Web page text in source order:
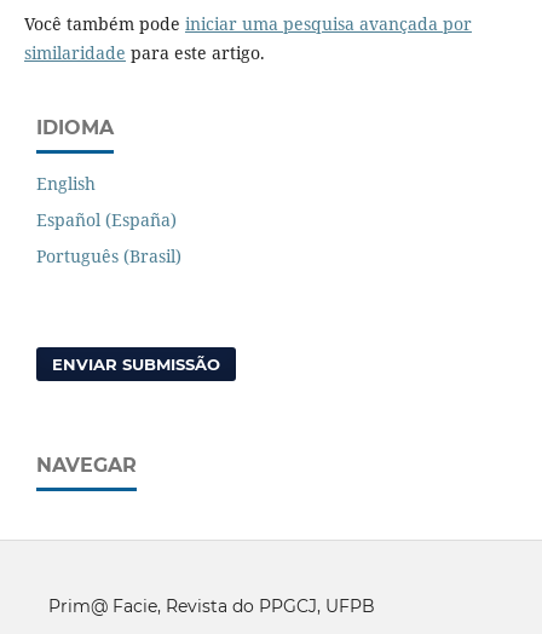
Você também pode iniciar uma pesquisa avançada por
similaridade para este artigo.
IDIOMA
English
Español (España)
Português (Brasil)
ENVIAR SUBMISSÃO
NAVEGAR
Prim@ Facie, Revista do PPGCJ, UFPB